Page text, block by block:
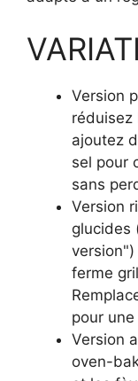
Version
réduisez
ajoutez
sel pour
sans
Version
glucides
ferme
pour
Version
oven-